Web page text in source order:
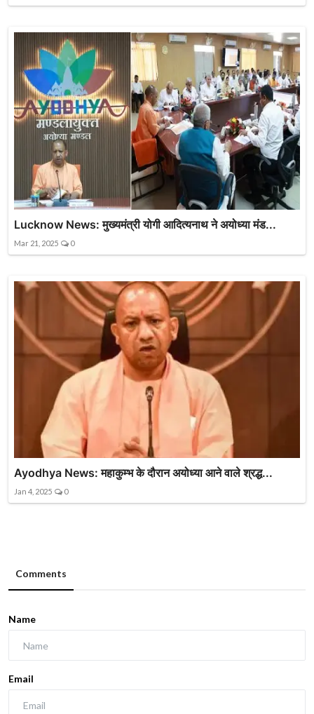
Lucknow News: मुख्यमंत्री योगी आदित्यनाथ ने अयोध्या मंड...
Mar 21, 2025 0
Ayodhya News: महाकुम्भ के दौरान अयोध्या आने वाले श्रद्ध...
Jan 4, 2025 0
Comments
Name
Email